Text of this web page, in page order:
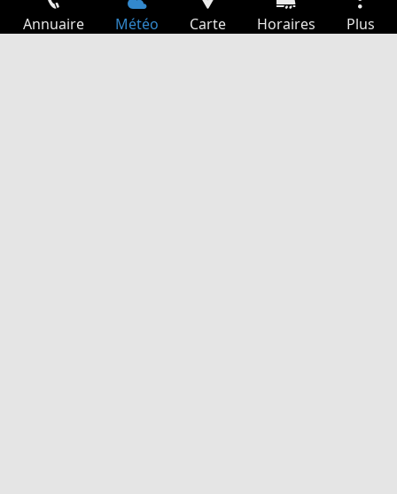
Annuaire Météo Carte Horaires Plus